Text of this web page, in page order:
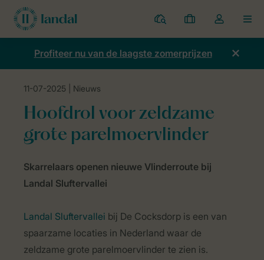
Parken
Mijn
boekingen
Open
de
dropdown
Profiteer nu van de laagste zomerprijzen
Nieuws
11-07-2025 | Nieuws
Hoofdrol voor zeldzame
grote parelmoervlinder
Skarrelaars openen nieuwe Vlinderroute bij
Landal Sluftervallei
Landal Sluftervallei bij De Cocksdorp is een van
spaarzame locaties in Nederland waar de
zeldzame grote parelmoervlinder te zien is.